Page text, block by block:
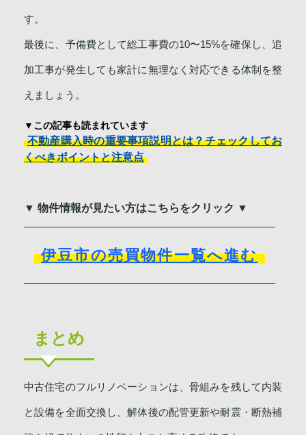
す。
最後に、予備費として総工事費の10〜15%を確保し、追
加工事が発生しても家計に無理なく対応できる体制を整
えましょう。
▼この記事も読まれています
不動産購入時の重要事項説明とは？チェックしてお
くべきポイントと注意点
▼ 物件情報が見たい方はこちらをクリック ▼
伊豆市の売買物件一覧へ進む
まとめ
中古住宅のフルリノベーションは、骨組みを残して内装
と設備を全面交換し、解体後の配管更新や耐震・断熱補